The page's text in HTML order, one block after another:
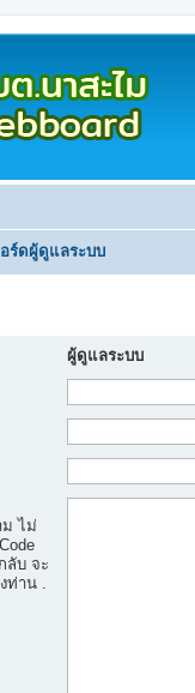
ร์ดผู้ดูแลระบบ
ผู้ดูแลระบบ
ไม่
ลับ จะ
ท่าน .